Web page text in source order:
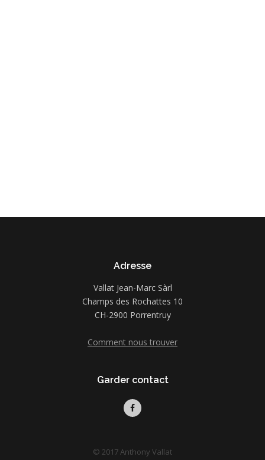
Adresse
Vallat Jean-Marc Sàrl
Champs des Rochattes 10
CH-2900 Porrentruy
Comment nous trouver
Garder contact
© 2017 Anthony Vallat